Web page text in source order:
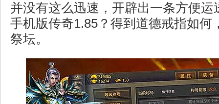
并没有这么迅速，开辟出一条方便运
手机版传奇1.85？得到道德戒指如何
祭坛。